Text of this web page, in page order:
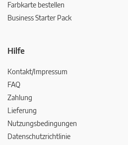
Farbkarte bestellen
Business Starter Pack
Hilfe
Kontakt/Impressum
FAQ
Zahlung
Lieferung
Nutzungsbedingungen
Datenschutzrichtlinie